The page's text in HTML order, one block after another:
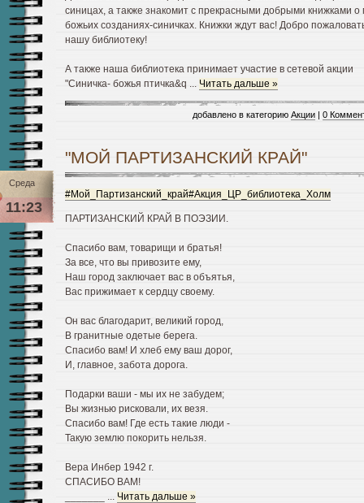
синицах, а также знакомит с прекрасными добрыми книжками
божьих созданиях-синичках. Книжки ждут вас! Добро
нашу библиотеку!
А также наша библиотека принимает участие в сетевой акции
"Синичка- божья птичка&q ... Читать дальше »
добавлено в категорию Акции | 0
"МОЙ ПАРТИЗАНСКИЙ КРАЙ"
Среда
11:23
#Мой_Партизанский_край#Акция_ЦР_библиотека_Холм
ПАРТИЗАНСКИЙ КРАЙ В ПОЭЗИИ.
Спасибо вам, товарищи и братья!
За все, что вы привозите ему,
Наш город заключает вас в объятья,
Вас прижимает к сердцу своему.
Он вас благодарит, великий город,
В гранитные одетые берега.
Спасибо вам! И хлеб ему ваш дорог,
И, главное, забота дорога.
Подарки ваши - мы их не забудем;
Вы жизнью рисковали, их везя.
Спасибо вам! Где есть такие люди -
Такую землю покорить нельзя.
Вера Инбер 1942 г.
СПАСИБО ВАМ!
... Читать дальше »